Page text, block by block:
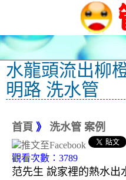
水龍頭流出柳
明路 洗水管
首頁 》 洗水管 案例
觀看次數：3789
范先生 說家裡的熱水出